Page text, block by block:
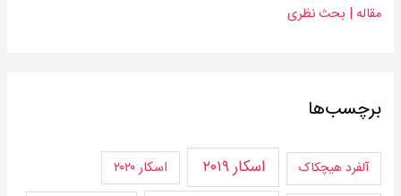
مقاله | بحث‌ نظری
برچسب‌ها
آلفرد هیچکاک اسکار ۲۰۱۹
اسکار ۲۰۲۰